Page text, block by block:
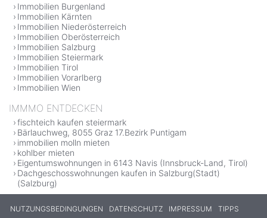
Immobilien Burgenland
Immobilien Kärnten
Immobilien Niederösterreich
Immobilien Oberösterreich
Immobilien Salzburg
Immobilien Steiermark
Immobilien Tirol
Immobilien Vorarlberg
Immobilien Wien
IMMMO ENTDECKEN
fischteich kaufen steiermark
Bärlauchweg, 8055 Graz 17.Bezirk Puntigam
immobilien molln mieten
kohlber mieten
Eigentumswohnungen in 6143 Navis (Innsbruck-Land, Tirol)
Dachgeschosswohnungen kaufen in Salzburg(Stadt)
(Salzburg)
NUTZUNGSBEDINGUNGEN DATENSCHUTZ IMPRESSUM
TIPPS